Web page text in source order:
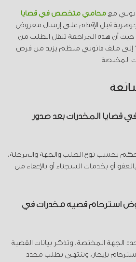
معمحامي متخصص في قضايا
قبل الإقدام على إرسال معروض
أن هذه المراجعة تنقل الطلب من
إلى ملف قانوني منظم يزيد من فرص
المختصة
قضايا المخدرات بعد صدور
بحسب نوع الطلب والجهة والمرحلة،
أو بخدمات السجناء أو بالإعفاء من
استرحام قضية مخدرات في
الجهة المختصة، وتذكر بيانات القضية
بإيجاز، وتنتهي بطلب محدد